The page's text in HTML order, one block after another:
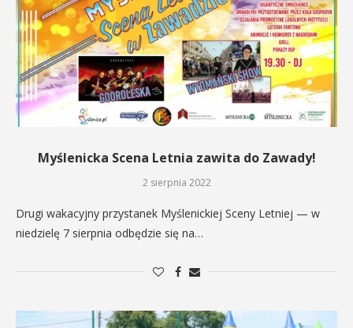
Myślenicka Scena Letnia zawita do Zawady!
2 sierpnia 2022
Drugi wakacyjny przystanek Myślenickiej Sceny Letniej — w
niedzielę 7 sierpnia odbędzie się na…